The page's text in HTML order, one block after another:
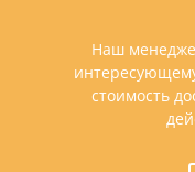
Наш
стоимость